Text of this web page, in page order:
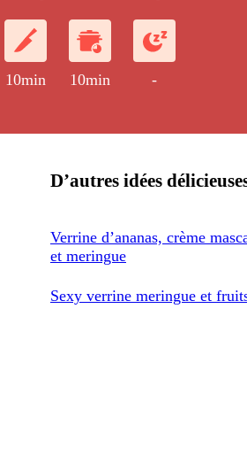
10min 10min -
D’autres idées
Verrine d’ananas, crème
et meringue
Sexy verrine meringue et